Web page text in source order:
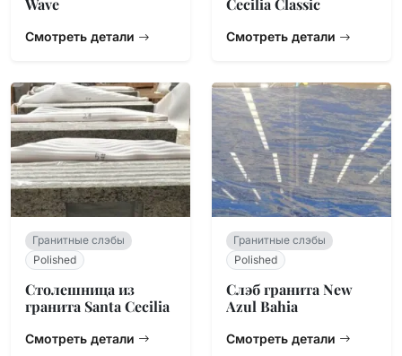
Wave
Смотреть детали
Cecilia Classic
Смотреть детали
Гранитные слэбы
Polished
Столешница из
гранита Santa Cecilia
Смотреть детали
Гранитные слэбы
Polished
Слэб гранита New
Azul Bahia
Смотреть детали